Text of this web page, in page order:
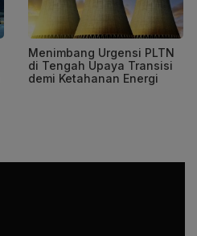
Menimbang Urgensi PLTN
di Tengah Upaya Transisi
demi Ketahanan Energi